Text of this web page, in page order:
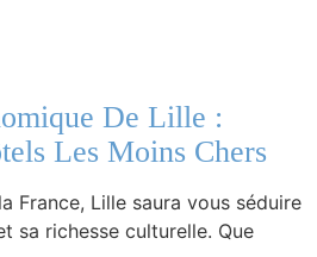
De Lille :
Les Moins Chers
France, Lille saura vous séduire
sa richesse culturelle. Que